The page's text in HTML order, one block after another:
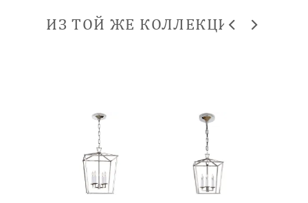
ИЗ ТОЙ ЖЕ КОЛЛЕКЦИИ